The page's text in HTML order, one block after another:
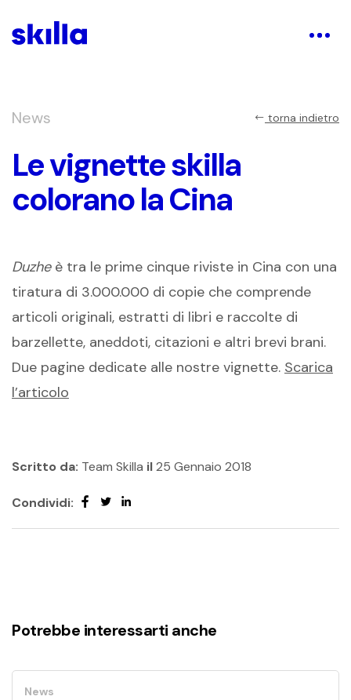
News torna indietro
Le vignette skilla
colorano la Cina
Duzheè tra le prime cinque riviste in Cina con una
tiratura di 3.000.000 di copie che comprende
articoli originali, estratti di libri e raccolte di
barzellette, aneddoti, citazioni e altri brevi brani.
Due pagine dedicate alle nostre vignette. Scarica
l’articolo
Scritto da: Team Skilla il25 Gennaio 2018
Condividi:
Potrebbe interessarti anche
News